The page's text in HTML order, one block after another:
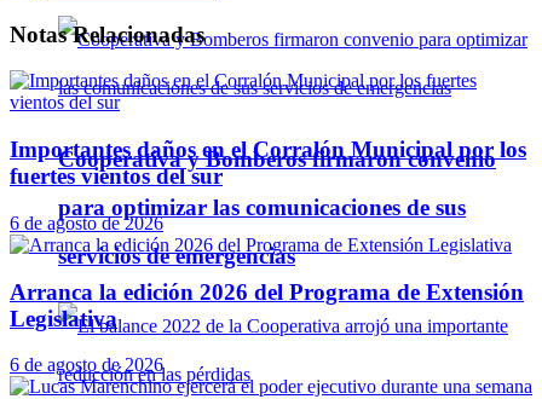
Cooperativa y Bomberos firmaron convenio
para optimizar las comunicaciones de sus
servicios de emergencias
NotasRelacionadas
Importantes daños en el Corralón Municipal por los
fuertes vientos del sur
6 de agosto de 2026
Arranca la edición 2026 del Programa de Extensión
Legislativa
6 de agosto de 2026